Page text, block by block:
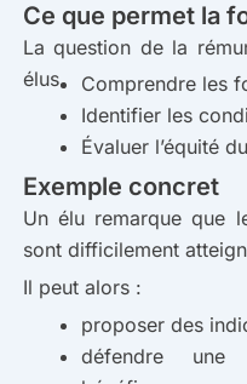
Ce que permet la
La question de la
élus.
Comprendre les
Identifier les
Évaluer l’équité
Exemple concret
Un élu remarque que
sont difficilement
Il peut alors :
proposer des
défendre une